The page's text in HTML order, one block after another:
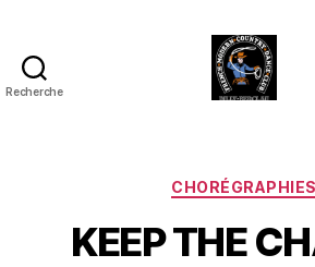
Recherche
de
Billy-
Berclau
(62)
CHORÉGRAPHIES
KEEP THE